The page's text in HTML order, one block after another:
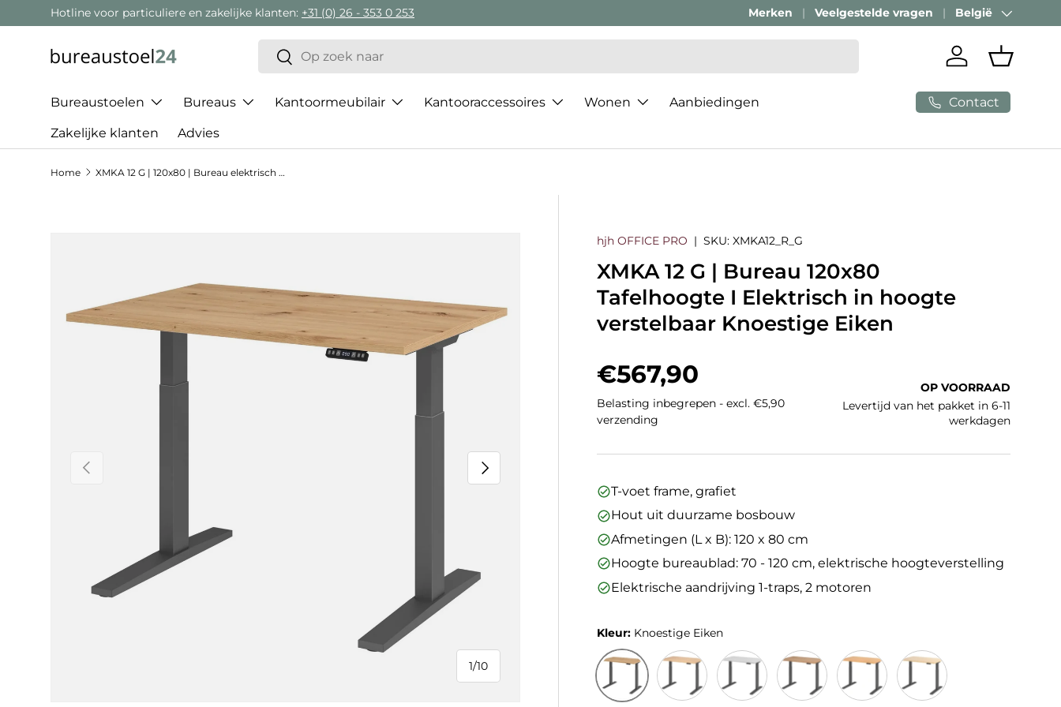
Ga naar inhoud
Hotline voor particuliere en zakelijke klanten: +31 (0) 26 - 353 0 253 Merken Veelgestelde vragen Land/Regio
België
Zoeken
Zoeken
InloggenMandje
Bureaustoelen Bureaus Kantoormeubilair Kantooraccessoires Wonen Aanbiedingen
Zakelijke klanten Advies
Contact
Home XMKA 12 G | 120x80 | Bureau elektrisch in hoogte verstelbaar
Vorige
1/
van
10
Volgende
hjh OFFICE PRO |SKU: XMKA12_R_G
XMKA 12 G | Bureau 120x80
Tafelhoogte I Elektrisch in hoogte
verstelbaar Knoestige Eiken
Reguliere prijs
€567,90
Belasting inbegrepen - excl. €5,90
verzending
OP VOORRAAD
Levertijd van het pakket in 6-11
werkdagen
T-voet frame, grafiet
Hout uit duurzame bosbouw
Afmetingen (L x B): 120 x 80 cm
Hoogte bureaublad: 70 - 120 cm, elektrische hoogteverstelling
Elektrische aandrijving 1-traps, 2 motoren
Kleur: Knoestige Eiken